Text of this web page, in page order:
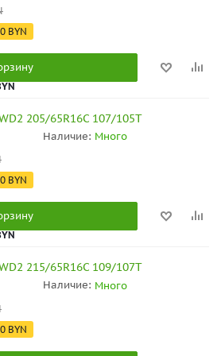
BYN
205/65R16C 107/105T
Наличие: Много
BYN
215/65R16C 109/107T
Наличие: Много
BYN